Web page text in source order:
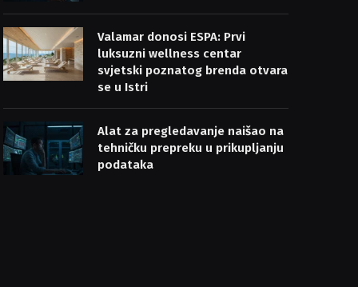
Valamar donosi ESPA: Prvi
luksuzni wellness centar
svjetski poznatog brenda otvara
se u Istri
Alat za pregledavanje naišao na
tehničku prepreku u prikupljanju
podataka